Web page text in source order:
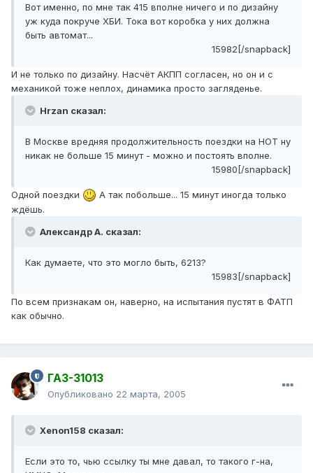
Вот именно, по мне так 415 вполне ничего и по дизайну
уж куда покруче ХБИ. Тока вот коробка у них должна
быть автомат...
15982[/snapback]
И не только по дизайну. Насчёт АКПП согласен, но он и с
механикой тоже неплох, динамика просто загляденье.
Hrzan сказал:
В Москве вредняя продолжительность поездки на НОТ ну
никак не больше 15 минут - можно и постоять вполне.
15980[/snapback]
Одной поездки
А так побольше... 15 минут иногда только
ждёшь.
Александр А. сказал:
Как думаете, что это могло быть, 6213?
15983[/snapback]
По всем признакам он, наверно, на испытания пустят в ФАТП
как обычно.
ГАЗ-31013
Опубликовано 22 марта, 2005
Xenon158 сказал:
Если это то, чью ссылку ты мне давал, то такого г-на,